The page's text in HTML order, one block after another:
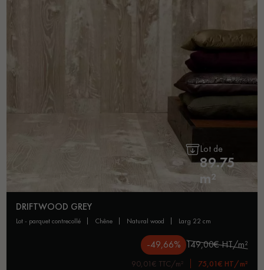
Lot de
89.75
m²
DRIFTWOOD GREY
lot - parquet contrecollé chêne natural wood larg 22 cm
-49,66% 149,00€ HT/m²
90,01€ TTC/m² 75,01€ HT/m²